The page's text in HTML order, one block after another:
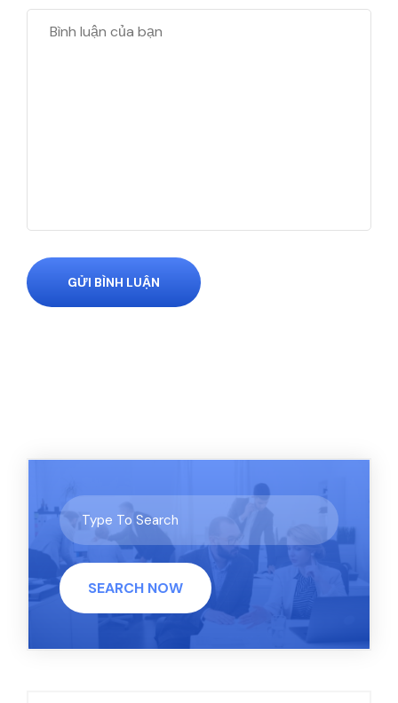
GỬI BÌNH LUẬN
SEARCH NOW